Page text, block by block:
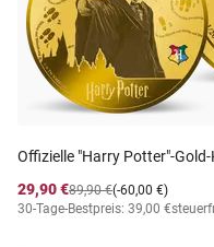
Offizielle "Harry Potter"-
29,90 €
(-60,00 €)
89,90 €
30-Tage-Bestpreis: 39,00 €